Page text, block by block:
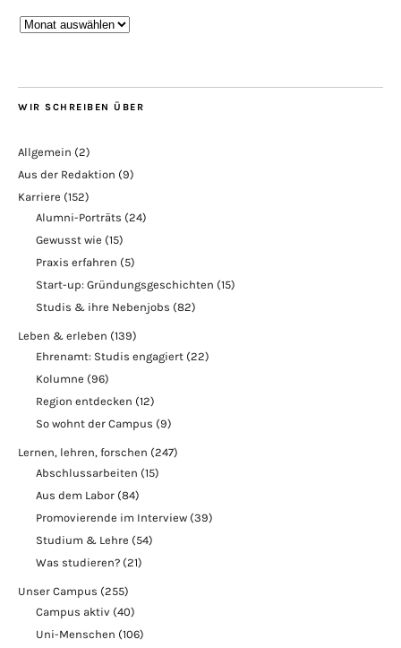
Blogarchiv
WIR SCHREIBEN ÜBER
Allgemein (2)
Aus der Redaktion (9)
Karriere (152)
Alumni-Porträts (24)
Gewusst wie (15)
Praxis erfahren (5)
Start-up: Gründungsgeschichten (15)
Studis & ihre Nebenjobs (82)
Leben & erleben (139)
Ehrenamt: Studis engagiert (22)
Kolumne (96)
Region entdecken (12)
So wohnt der Campus (9)
Lernen, lehren, forschen (247)
Abschlussarbeiten (15)
Aus dem Labor (84)
Promovierende im Interview (39)
Studium & Lehre (54)
Was studieren? (21)
Unser Campus (255)
Campus aktiv (40)
Uni-Menschen (106)